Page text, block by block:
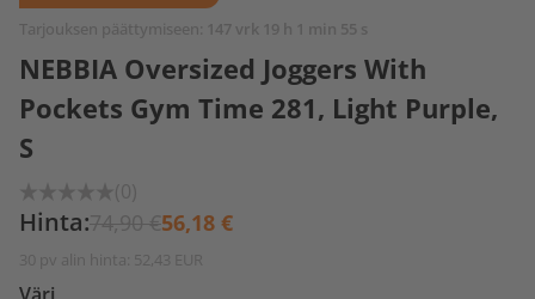
Tarjouksen päättymiseen: 147 vrk 19 h 1 min 54 s
NEBBIA Oversized Joggers With
Pockets Gym Time 281, Light Purple,
S
(0)
Hinta:74,90 €56,18 €
30 pv alin hinta: 52,43 EUR